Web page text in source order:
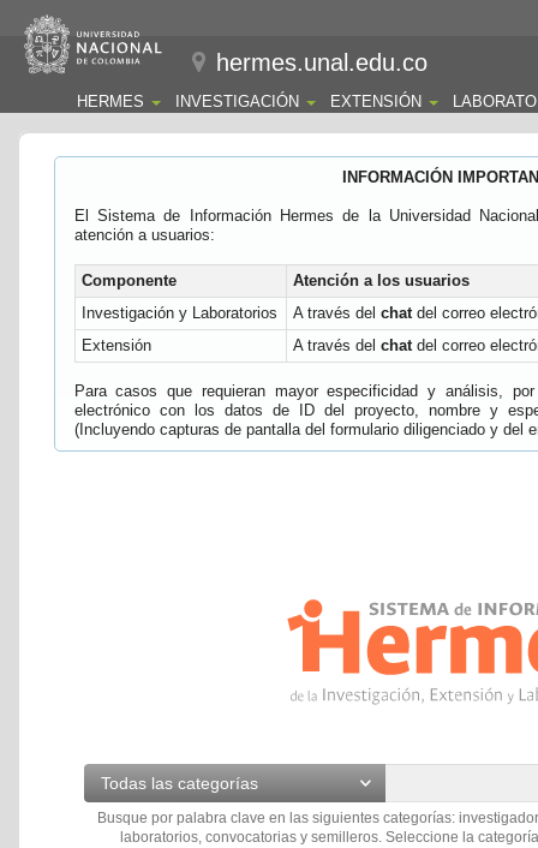
hermes.unal.edu.co
HERMES INVESTIGACIÓN EXTENSIÓN
INFORMACIÓN
El Sistema de Información Hermes de la Universidad
atención a usuarios:
Componente
Atención a los usuarios
Investigación y Laboratorios
A través del chatdel correo
Extensión
A través del chatdel correo
Para casos que requieran mayor especificidad y análisis,
electrónico con los datos de ID del proyecto, nombre y
(Incluyendo capturas de pantalla del formulario diligenciado y del
Todas las categorías
Busque por palabra clave en las siguientes categorías:
laboratorios, convocatorias y semilleros. Seleccione la